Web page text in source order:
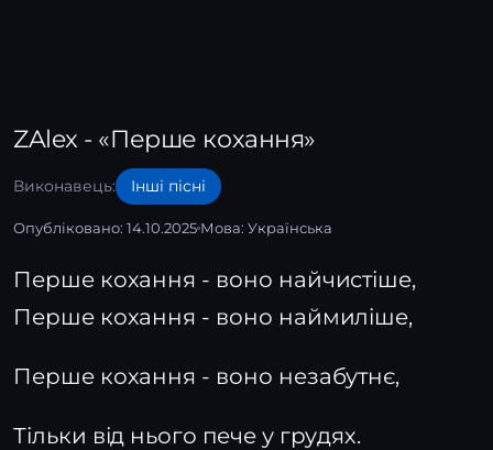
ZAlex - «Перше кохання»
Виконавець: Інші пісні
Опубліковано: 14.10.2025 Мова: Українська
Перше кохання - воно найчистіше,
Перше кохання - воно наймиліше,
Перше кохання - воно незабутнє,
Тільки від нього пече у грудях.